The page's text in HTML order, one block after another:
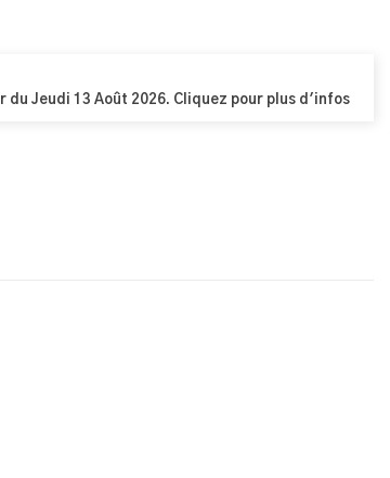
du Jeudi 13 Août 2026. Cliquez pour plus d'infos